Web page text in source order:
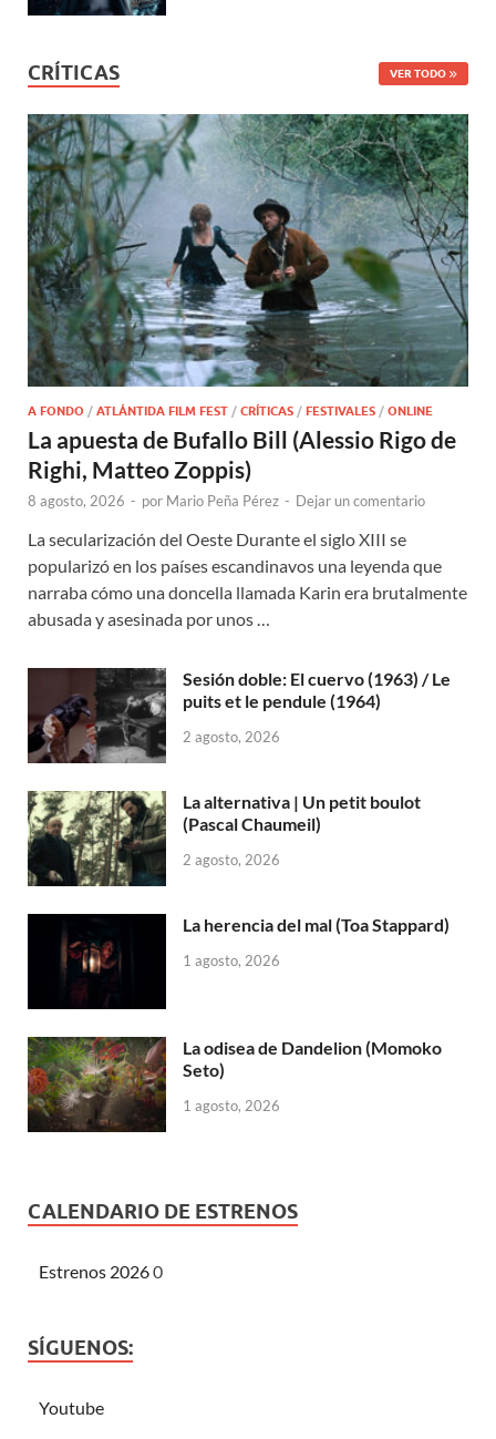
CRÍTICAS VER TODO
A FONDO / ATLÁNTIDA FILM FEST / CRÍTICAS / FESTIVALES / ONLINE
La apuesta de Bufallo Bill (Alessio Rigo de
Righi, Matteo Zoppis)
8 agosto, 2026 - por Mario Peña Pérez - Dejar un comentario
La secularización del Oeste Durante el siglo XIII se
popularizó en los países escandinavos una leyenda que
narraba cómo una doncella llamada Karin era brutalmente
abusada y asesinada por unos …
Sesión doble: El cuervo (1963) / Le
puits et le pendule (1964)
2 agosto, 2026
La alternativa | Un petit boulot
(Pascal Chaumeil)
2 agosto, 2026
La herencia del mal (Toa Stappard)
1 agosto, 2026
La odisea de Dandelion (Momoko
Seto)
1 agosto, 2026
CALENDARIO DE ESTRENOS
Estrenos 20260
SÍGUENOS:
Youtube